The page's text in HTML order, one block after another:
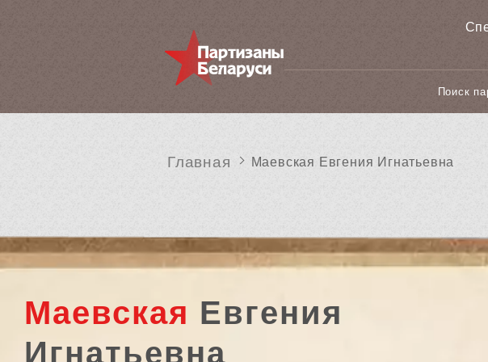
Поиск
Главная Маевская Евгения Игнатьевна
Маевская Евгения
Игнатьевна